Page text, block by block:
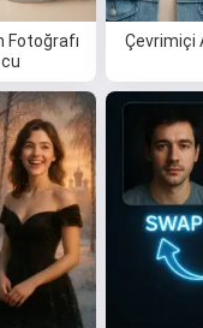
Fotoğrafı
Çevrimiçi
Ücretsiz dene
Kabul ediyorum: Hizmet
Gizlilik Politikası
İade Politikası